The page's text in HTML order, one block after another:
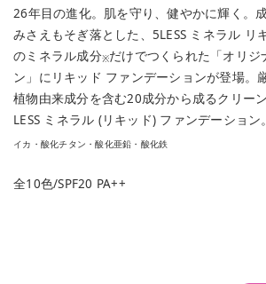
26年目の進化。肌を守り、健やかに輝く。
みさえもそぎ落とした、5LESS ミネラル リ
のミネラル成分※だけでつくられた「オリジ
ン」にリキッド ファンデーションが登場。
植物由来成分を含む20成分から成るクリー
LESS ミネラル (リキッド) ファンデーション。
イカ・酸化チタン・酸化亜鉛・酸化鉄
全10色/SPF20 PA++